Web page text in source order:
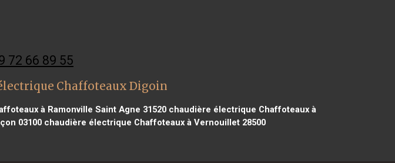
72 66 89 55
Chaffoteaux Digoin
à Ramonville Saint Agne 31520chaudière électrique Chaffoteaux à
03100chaudière électrique Chaffoteaux à Vernouillet 28500